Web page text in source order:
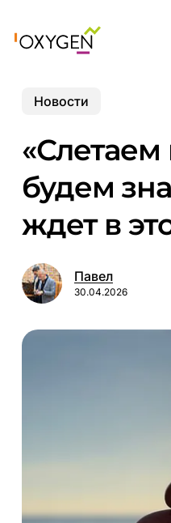
main
Новости
«Слетаем
будем
ждет в
Павел
30.04.2026